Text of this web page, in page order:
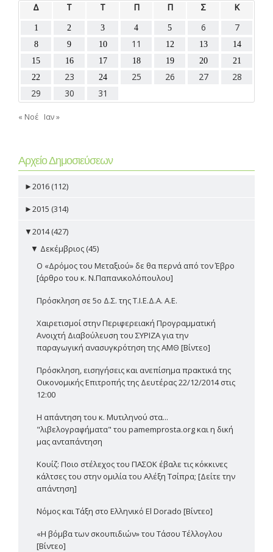
Δ
Τ Τ Π Π Σ Κ
1 2 3 4 5 6 7
8 9 10 11 12 13
14
15
16 17 18 19 20
21
22
23 24 25 26 27
28
29
30 31
« Νοέ Ιαν »
Αρχείο Δημοσιεύσεων
►2016 (112)
►2015 (314)
▼2014 (427)
▼ Δεκέμβριος (45)
Ο «Δρόμος του Μεταξιού» δε θα περνά από τον Έβρο
[άρθρο του κ. Ν.Παπανικολόπουλου]
Πρόσκληση σε 5ο Δ.Σ. της Τ.Ι.Ε.Δ.Α. Α.Ε.
Χαιρετισμοί στην Περιφερειακή Προγραμματική
Ανοιχτή Διαβούλευση του ΣΥΡΙΖΑ για την
παραγωγική ανασυγκρότηση της ΑΜΘ [Βίντεο]
Πρόσκληση, εισηγήσεις και ανεπίσημα πρακτικά της
Οικονομικής Επιτροπής της Δευτέρας 22/12/2014 στις
12:00
Η απάντηση του κ. Μυτιληνού στα...
"λιβελογραφήματα" του pamemprosta.org και η δική
μας ανταπάντηση
Κουίζ: Ποιο στέλεχος του ΠΑΣΟΚ έβαλε τις κόκκινες
κάλτσες του στην ομιλία του Αλέξη Τσίπρα; [Δείτε την
απάντηση]
Νόμος και Τάξη στο Ελληνικό El Dorado [Βίντεο]
«Η βόμβα των σκουπιδιών» του Τάσου Τέλλογλου
[Βίντεο]